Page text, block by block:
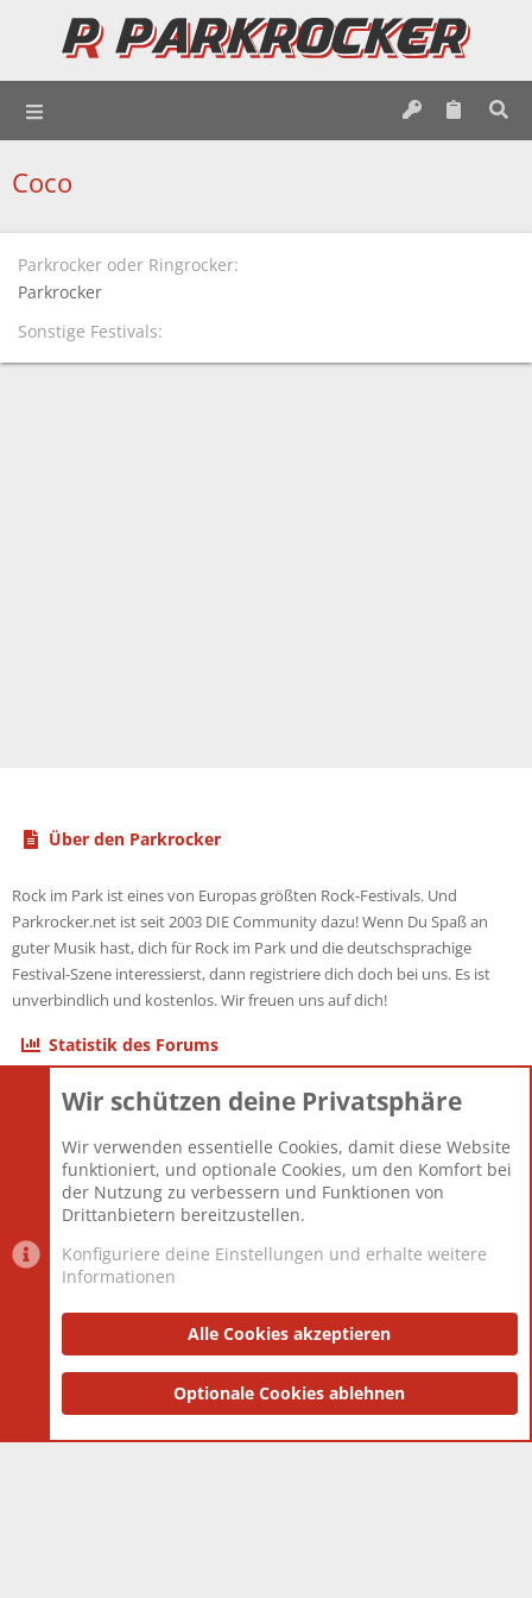
Coco
Parkrocker oder Ringrocker
Parkrocker
Sonstige Festivals
Über den Parkrocker
Rock im Park ist eines von Europas größten Rock-Festivals. Und
Parkrocker.net ist seit 2003 DIE Community dazu! Wenn Du Spaß an
guter Musik hast, dich für Rock im Park und die deutschsprachige
Festival-Szene interessierst, dann registriere dich doch bei uns. Es ist
unverbindlich und kostenlos. Wir freuen uns auf dich!
Statistik des Forums
Themen
Mitglieder
12.427
Neuestes Mitglied
Berlin
Datenschutzerklärung Impressum
Community platform by XenForo® © 2010-2025 XenForo Ltd.
and add-ons by ThemeHouse
Wir schützen deine Privatsphäre
Wir verwenden essentielle Cookies, damit diese Website
funktioniert, und optionale Cookies, um den Komfort bei
der Nutzung zu verbessern und Funktionen von
Drittanbietern bereitzustellen.
Konfiguriere deine Einstellungen und erhalte weitere
Informationen
Alle Cookies akzeptieren
Optionale Cookies ablehnen